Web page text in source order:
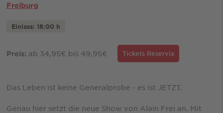
Freiburg
Einlass: 18:00 h
Preis: ab 34,95€ bis 49,95€ Tickets Reservix
Das Leben ist keine Generalprobe - es ist JETZT.
Genau hier setzt die neue Show von Alain Frei an. Mit